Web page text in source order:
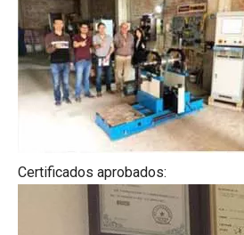
Certificados aprobados: